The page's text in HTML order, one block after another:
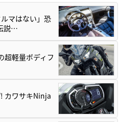
マはない」恐
説…
超軽量ボディフ
カワサキNinja